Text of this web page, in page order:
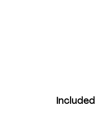
Included